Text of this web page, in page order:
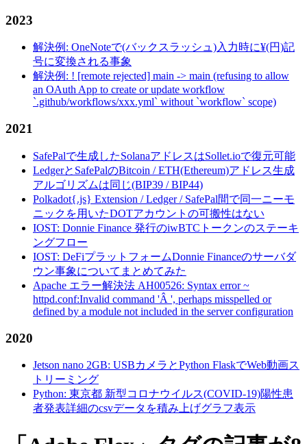
2023
解決例: OneNoteで(バックスラッシュ)入力時に¥(円)記
号に変換される事象
解決例: ! [remote rejected] main -> main (refusing to allow
an OAuth App to create or update workflow
`.github/workflows/xxx.yml` without `workflow` scope)
2021
SafePalで生成したSolanaアドレスはSollet.ioで復元可能
LedgerとSafePalのBitcoin / ETH(Ethereum)アドレス生成
アルゴリズムは同じ(BIP39 / BIP44)
Polkadot{.js} Extension / Ledger / SafePal間で同一ニーモ
ニックを用いたDOTアカウントの可搬性はない
IOST: Donnie Finance 発行のiwBTCトークンのステーキ
ングフロー
IOST: DeFiプラットフォームDonnie Financeのサーバダ
ウン事象についてまとめてみた
Apache エラー解決法 AH00526: Syntax error ~
httpd.conf:Invalid command 'Â ', perhaps misspelled or
defined by a module not included in the server configuration
2020
Jetson nano 2GB: USBカメラとPython FlaskでWeb動画ス
トリーミング
Python: 東京都 新型コロナウイルス(COVID-19)陽性患
者発表詳細のcsvデータを積み上げグラフ表示